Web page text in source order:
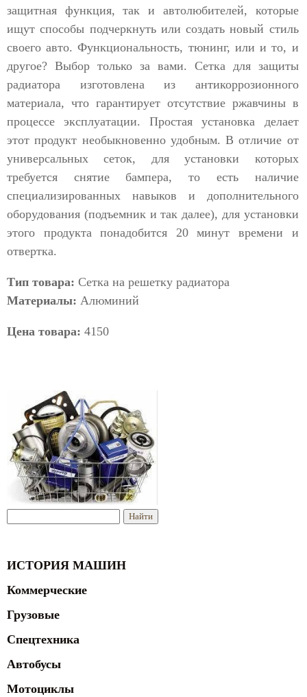
защитная функция, так и автолюбителей, которые
ищут способы подчеркнуть или создать новый стиль
своего авто. Функциональность, тюнинг, или и то, и
другое? Выбор только за вами. Сетка для защиты
радиатора изготовлена из антикоррозионного
материала, что гарантирует отсутствие ржавчины в
процессе эксплуатации. Простая установка делает
этот продукт необыкновенно удобным. В отличие от
универсальных сеток, для установки которых
требуется снятие бампера, то есть наличие
специализированных навыков и дополнительного
оборудования (подъемник и так далее), для установки
этого продукта понадобится 20 минут времени и
отвертка.
Тип товара: Сетка на решетку радиатора
Материалы: Алюминий
Цена товара: 4150
ИСТОРИЯ МАШИН
Коммерческие
Грузовые
Спецтехника
Автобусы
Мотоциклы